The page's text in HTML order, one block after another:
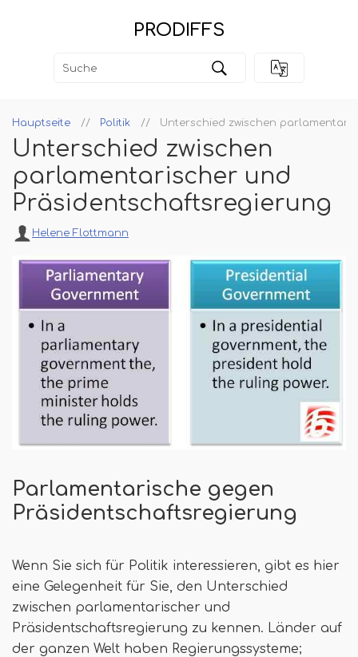
PRODIFFS
Hauptseite Politik Unterschied zwischen
Unterschied zwischen
parlamentarischer und
Präsidentschaftsregierung
Helene Flottmann
Parlamentarische gegen
Präsidentschaftsregierung
Wenn Sie sich für Politik interessieren, gibt es hier
eine Gelegenheit für Sie, den Unterschied
zwischen parlamentarischer und
Präsidentschaftsregierung zu kennen. Länder auf
der ganzen Welt haben Regierungssysteme;